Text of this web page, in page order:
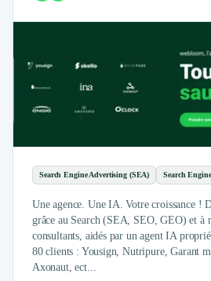
Search Engine Advertising (SEA) Search
Une agence. Une IA. Votre croissance !
grâce au Search (SEA, SEO, GEO) et à
consultants, aidés par un agent IA
80 clients : Yousign, Nutripure, Garant
Axonaut, ect...